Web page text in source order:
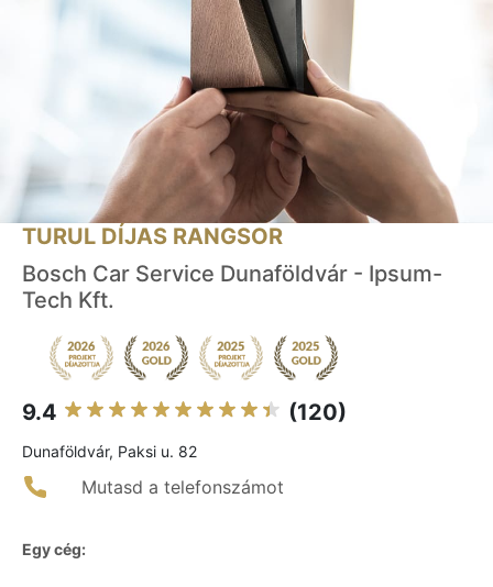
TURUL DÍJAS RANGSOR
Bosch Car Service Dunaföldvár - Ipsum-
Tech Kft.
9.4 (120)
Dunaföldvár, Paksi u. 82
Mutasd a telefonszámot
Egy cég: